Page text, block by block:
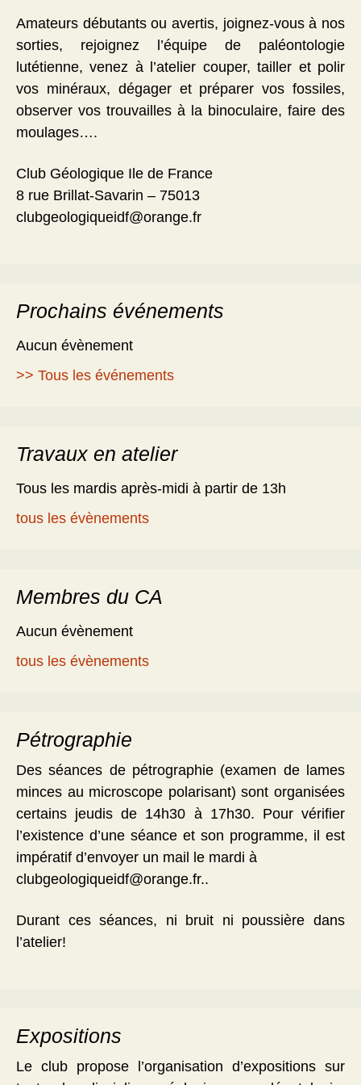
Amateurs débutants ou avertis, joignez-vous à nos
sorties, rejoignez l’équipe de paléontologie
lutétienne, venez à l’atelier couper, tailler et polir
vos minéraux, dégager et préparer vos fossiles,
observer vos trouvailles à la binoculaire, faire des
moulages….
Club Géologique Ile de France
8 rue Brillat-Savarin – 75013
clubgeologiqueidf@orange.fr
Prochains événements
Aucun évènement
>> Tous les événements
Travaux en atelier
Tous les mardis après-midi à partir de 13h
tous les évènements
Membres du CA
Aucun évènement
tous les évènements
Pétrographie
Des séances de pétrographie (examen de lames
minces au microscope polarisant) sont organisées
certains jeudis de 14h30 à 17h30. Pour vérifier
l’existence d’une séance et son programme, il est
impératif d’envoyer un mail le mardi à
clubgeologiqueidf@orange.fr..
Durant ces séances, ni bruit ni poussière dans
l’atelier!
Expositions
Le club propose l’organisation d’expositions sur